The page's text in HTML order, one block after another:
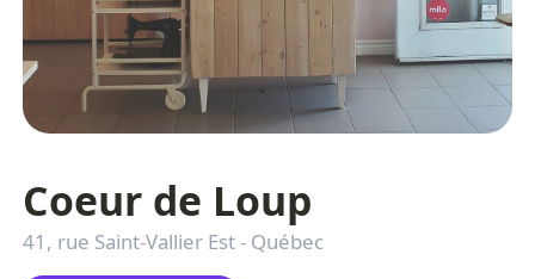
Coeur de Loup
41, rue Saint-Vallier Est- Québec